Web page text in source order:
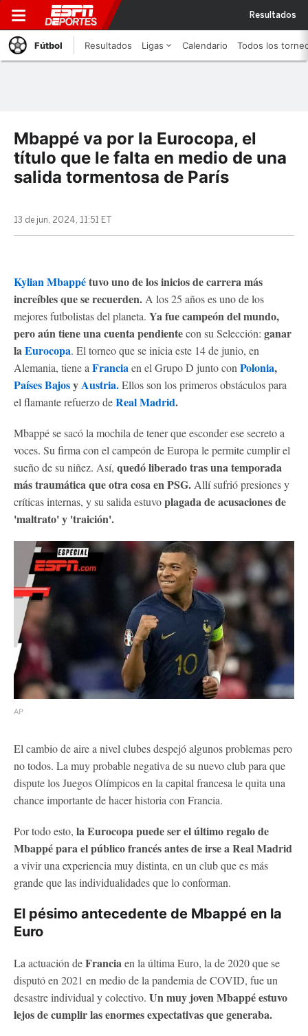
Resultados
Fútbol Resultados Ligas Calendario Todos los
Mbappé va por la Eurocopa, el
título que le falta en medio de una
salida tormentosa de París
13 de jun, 2024, 11:51 ET
Kylian Mbappétuvo uno de los inicios de carrera más
increíbles que se recuerden. A los 25 años es uno de los
mejores futbolistas del planeta. Ya fue campeón del mundo,
pero aún tiene una cuenta pendientecon su Selección: ganar
laEurocopa. El torneo que se inicia este 14 de junio, en
Alemania, tiene a Franciaen el Grupo D junto con Polonia,
Países BajosyAustria.Ellos son los primeros obstáculos para
el flamante refuerzo deReal Madrid.
Mbappé se sacó la mochila de tener que esconder ese secreto a
voces. Su firma con el campeón de Europa le permite cumplir el
sueño de su niñez. Así, quedó liberado tras una temporada
más traumática que otra cosa en PSG. Allí sufrió presiones y
críticas internas, y su salida estuvoplagada de acusaciones de
'maltrato' y 'traición'.
AP
El cambio de aire a nivel clubes despejó algunos problemas pero
no todos. La muy probable negativa de su nuevo club para que
dispute los Juegos Olímpicos en la capital francesa le quita una
chance importante de hacer historia con Francia.
Por todo esto, la Eurocopa puede ser el últimoregalo de
Mbappé para el público francés antes de irse a Real Madrid
a vivir una experiencia muy distinta, en un club que es más
grande que las individualidades que lo conforman.
El pésimo antecedente de Mbappé en la
Euro
La actuación deFranciaen la última Euro, la de 2020 que se
disputó en 2021 en medio de la pandemia de COVID, fue un
desastre individual y colectivo. Un muy joven Mbappé estuvo
lejos de cumplir las enormes expectativas que generaba.